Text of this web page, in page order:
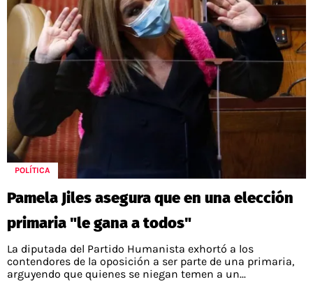
POLÍTICA
Pamela Jiles asegura que en una elección
primaria "le gana a todos"
La diputada del Partido Humanista exhortó a los
contendores de la oposición a ser parte de una primaria,
arguyendo que quienes se niegan temen a un...